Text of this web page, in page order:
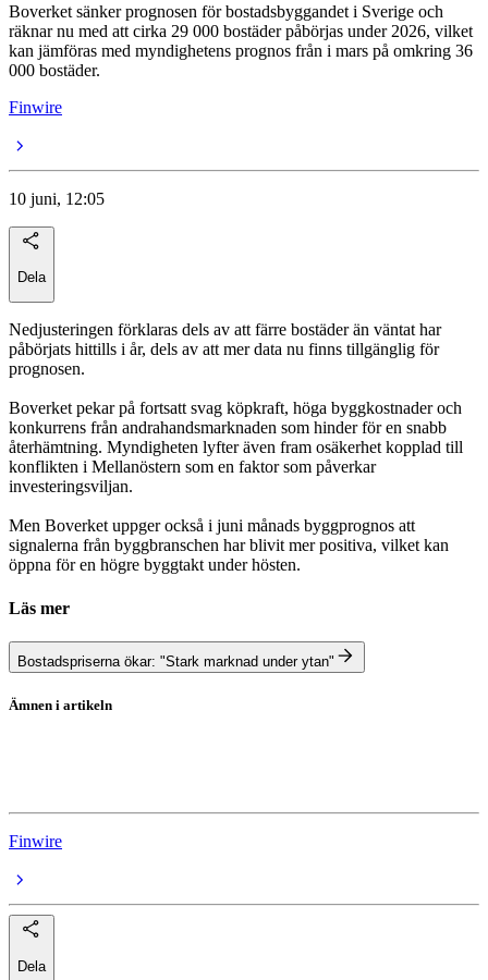
Boverket sänker prognosen för bostadsbyggandet i Sverige och
räknar nu med att cirka 29 000 bostäder påbörjas under 2026, vilket
kan jämföras med myndighetens prognos från i mars på omkring 36
000 bostäder.
Finwire
10 juni, 12:05
Dela
Nedjusteringen förklaras dels av att färre bostäder än väntat har
påbörjats hittills i år, dels av att mer data nu finns tillgänglig för
prognosen.
Boverket pekar på fortsatt svag köpkraft, höga byggkostnader och
konkurrens från andrahandsmarknaden som hinder för en snabb
återhämtning. Myndigheten lyfter även fram osäkerhet kopplad till
konflikten i Mellanöstern som en faktor som påverkar
investeringsviljan.
Men Boverket uppger också i juni månads byggprognos att
signalerna från byggbranschen har blivit mer positiva, vilket kan
öppna för en högre byggtakt under hösten.
Läs mer
Bostadspriserna ökar: "Stark marknad under ytan"
Ämnen i artikeln
Finwire
Dela